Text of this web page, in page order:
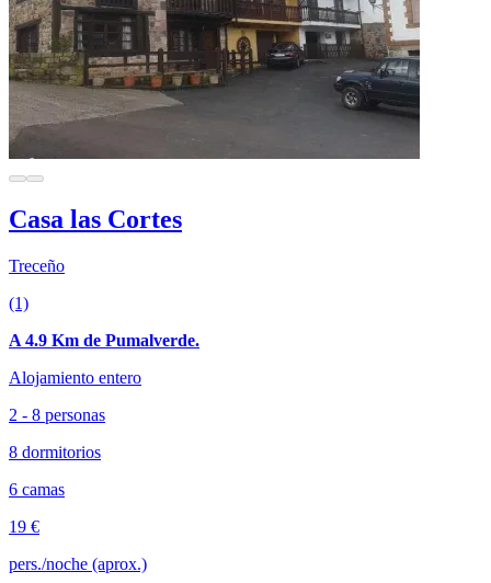
Casa las Cortes
Treceño
(1)
A 4.9 Km de Pumalverde.
Alojamiento entero
2 - 8 personas
8 dormitorios
6 camas
19 €
pers./noche (aprox.)